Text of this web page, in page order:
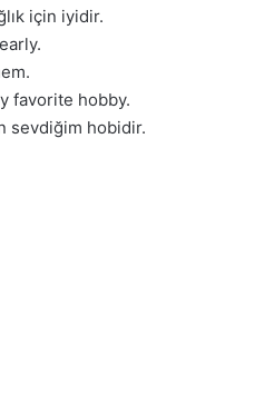
için iyidir.
favorite hobby.
hobidir.